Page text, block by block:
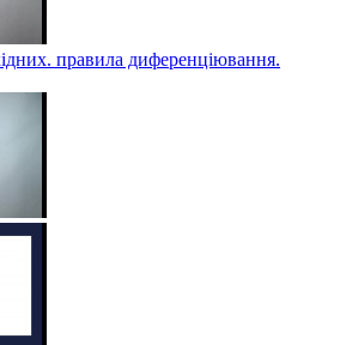
правила диференціювання.